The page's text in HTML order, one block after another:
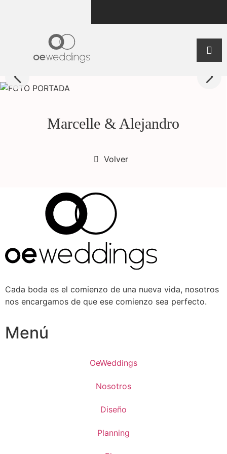
Marcelle & Alejandro
Volver
Cada boda es el comienzo de una nueva vida, nosotros
nos encargamos de que ese comienzo sea perfecto.
Menú
OeWeddings
Nosotros
Diseño
Planning